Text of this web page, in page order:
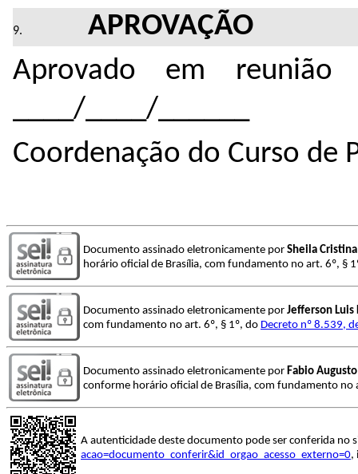
APROVAÇÃO
Aprovado em reunião
____/____/______
Coordenação do Curso de
Documento assinado eletronicamente por Sheila
horário oficial de Brasília, com fundamento no art. 6º, §
Documento assinado eletronicamente por Jefferson Luis
com fundamento no art. 6º, § 1º, do Decreto nº 8.539,
Documento assinado eletronicamente por Fabio
conforme horário oficial de Brasília, com fundamento no
A autenticidade deste documento pode ser conferida no
acao=documento_conferir&id_orgao_acesso_externo=0,